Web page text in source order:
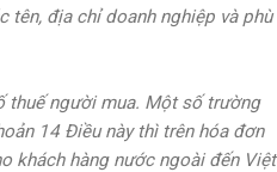
tên, địa chỉ doanh nghiệp và phù
thuế người mua. Một số trường
14 Điều này thì trên hóa đơn
khách hàng nước ngoài đến Việt